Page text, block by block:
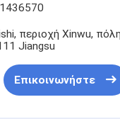
περιοχή Xinwu,
Jiangsu
Επικοινωνήστε